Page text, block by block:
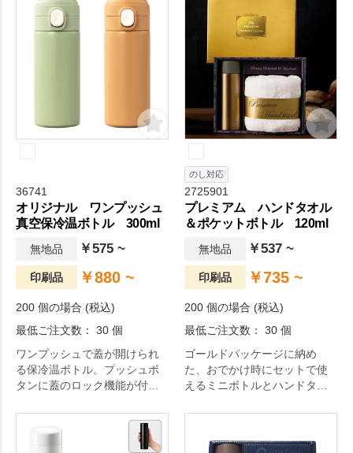
通勤時など、少しだけ水分補
給をしたい時にぴったりの大
きさで、使い勝手抜群です。
お客様のご要望やニーズにお
応えし、カラフルにご用意い
たしましたので、ターゲット
の年齢や性別に合わせたり、
推し色で作成することも可能
です。
36741
オリジナル ワンプッシュ
真空保冷温ボトル 300ml
無地品 ￥575 ~
印刷品 ￥880 ~
200 個の場合 (税込)
最低ご注文数： 30 個
ワンプッシュで蓋が開けられ
る保冷温ボトル。プッシュボ
タンに蓋のロック機能が付い
のし対応
2725901
プレミアム ハンドタオル
＆ポケットボトル 120ml
無地品 ￥537 ~
印刷品 ￥735 ~
200 個の場合 (税込)
最低ご注文数： 30 個
ゴールドパッケージに納め
た、おでかけ時にセットで使
えるミニボトルとハンドタオ